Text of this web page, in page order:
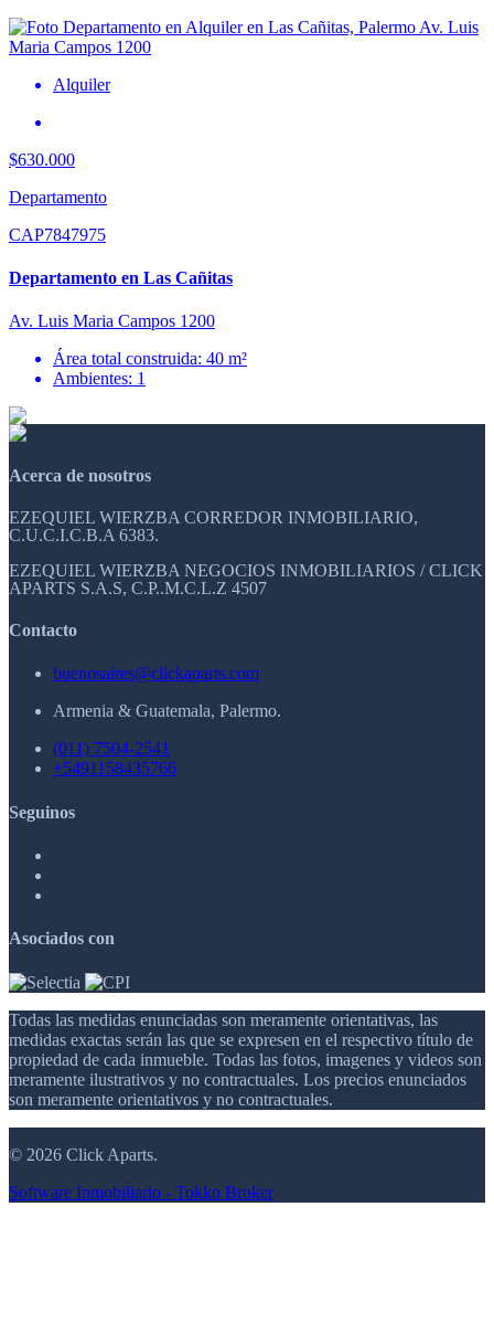
Alquiler
$630.000
Departamento
CAP7847975
Departamento en Las Cañitas
Av. Luis Maria Campos 1200
Área total construida: 40 m²
Ambientes: 1
Acerca de nosotros
EZEQUIEL WIERZBA CORREDOR INMOBILIARIO,
C.U.C.I.C.B.A 6383.
EZEQUIEL WIERZBA NEGOCIOS INMOBILIARIOS / CLICK
APARTS S.A.S, C.P..M.C.L.Z 4507
Contacto
buenosaires@clickaparts.com
Armenia & Guatemala, Palermo.
(011) 7504-2541
+5491158435766
Seguinos
Asociados con
Todas las medidas enunciadas son meramente orientativas, las
medidas exactas serán las que se expresen en el respectivo título de
propiedad de cada inmueble. Todas las fotos, imagenes y videos son
meramente ilustrativos y no contractuales. Los precios enunciados
son meramente orientativos y no contractuales.
© 2026 Click Aparts.
Software Inmobiliario - Tokko Broker